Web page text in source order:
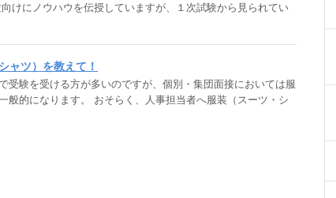
けにノウハウを伝授していますが、１次試験から見られてい
ャツ）を教えて！
受験を受ける方が多いのですが、個別・集団面接においては服
般的になります。 おそらく、人事担当者へ服装（スーツ・シ